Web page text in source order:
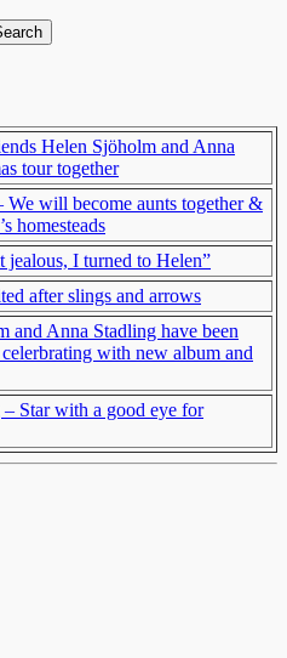
Helen Sjöholm and Anna
tour together
We will become aunts together &
homesteads
I turned to Helen”
after slings and arrows
and Anna Stadling have been
with new album and
Star with a good eye for